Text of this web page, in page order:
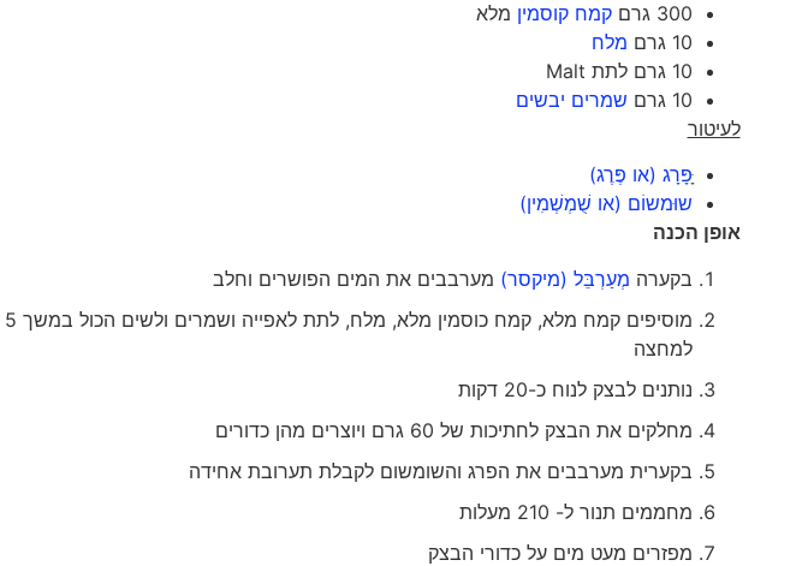
300 גרם
קמח קוסמין מלא
10 גרם
מלח
10 גרם לתת Malt
10 גרם
שמרים יבשים
לעיטור
פָּרָג (או פֶּרֶג)
שוּמשוֹם (או שֻׁמְשְׁמִין)
אופן הכנה
בקערה מְעַרְבֵּל (מיקסר) מערבבים את המים הפושרים וחלב
למחצה
נותנים לבצק לנוח כ-20 דקות
מחלקים את הבצק לחתיכות של 60 גרם ויוצרים מהן כדורים
בקערית מערבבים את הפרג והשומשום לקבלת תערובת אחידה
מחממים תנור ל- 210 מעלות
מפזרים מעט מים על כדורי הבצק